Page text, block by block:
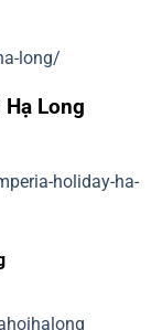
long/
Long
holiday-ha-